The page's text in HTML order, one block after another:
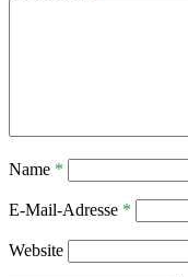
Name *
E-Mail-Adresse *
Website